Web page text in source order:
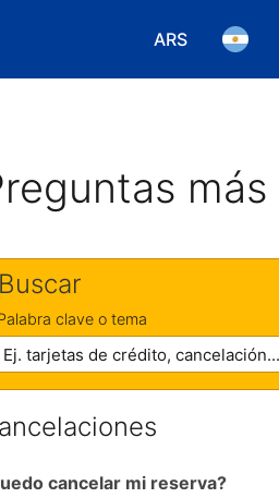
ARS
Elegir la
Buscar
clave o tema
cancelar mi reserva?